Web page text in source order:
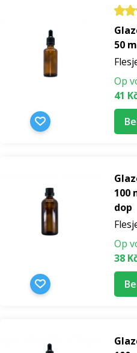
50
Op
41
100
dop
Op
38